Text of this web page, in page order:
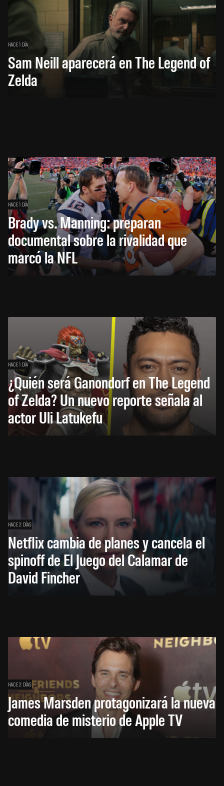
HACE 1 DÍA
Sam Neill aparecerá en The Legend of
Zelda
HACE 1 DÍA
Brady vs. Manning: preparan
documental sobre la rivalidad que
marcó la NFL
HACE 1 DÍA
¿Quién será Ganondorf en The Legend
of Zelda? Un nuevo reporte señala al
actor Uli Latukefu
HACE 2 DÍAS
Netflix cambia de planes y cancela el
spinoff de El Juego del Calamar de
David Fincher
HACE 2 DÍAS
James Marsden protagonizará la nueva
comedia de misterio de Apple TV